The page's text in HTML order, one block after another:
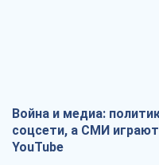
Война и медиа:
соцсети, а СМИ
YouTube